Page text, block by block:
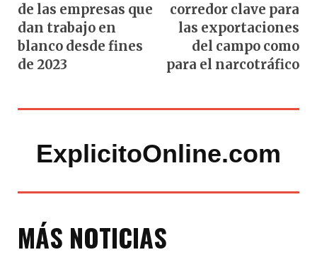
de las empresas que
dan trabajo en
blanco desde fines
de 2023
corredor clave para
las exportaciones
del campo como
para el narcotráfico
ExplicitoOnline.com
MÁS NOTICIAS